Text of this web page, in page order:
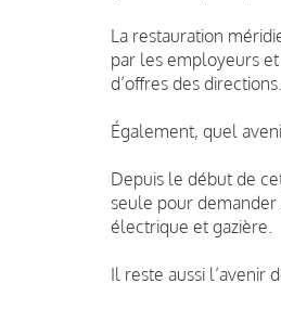
La restauration
par les employeurs
d’offres des directions.
Également, quel
Depuis le début de
seule pour demander
électrique et gazière.
Il reste aussi l’avenir